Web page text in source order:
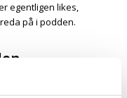
egentligen likes,
på i podden.